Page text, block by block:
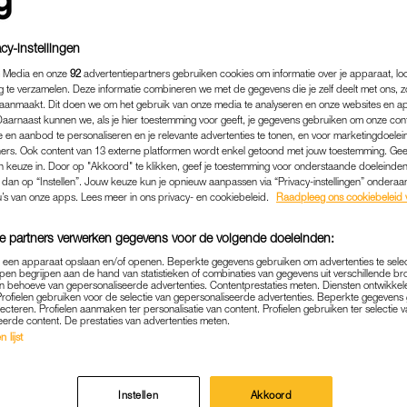
GEWELD MET EEN
IK, WÉÉR SORRY
MIJN GROTE MOND'
PERSOONLIJK|HUISELIJK GEWELD
wanneer ze het leest. Eén op de vijf jongeren
instellingen
Media en onze 92 advertentiepartners gebruiken cookies om informatie over je apparaat,
te verzamelen. Deze informatie combineren we met de gegevens die je zelf deelt met ons,
Dit doen we om het gebruik van onze media te analyseren en onze websites en
kunnen we, als je hier toestemming voor geeft, je gegevens gebruiken om onze
en aanbod te personaliseren en je relevante advertenties te tonen, en voor
Ook content van 13 externe platformen wordt enkel getoond met jouw toestemming.
keuze in. Door op "Akkoord" te klikken, geef je toestemming voor onderstaande
op “Instellen”. Jouw keuze kun je opnieuw aanpassen via “Privacy-instellingen”
van onze apps. Lees meer in ons privacy- en cookiebeleid.
Raadpleeg ons cookiebeleid
partners verwerken gegevens voor de volgende doeleinden:
een apparaat opslaan en/of openen. Beperkte gegevens gebruiken om advertenties te
begrijpen aan de hand van statistieken of combinaties van gegevens uit verschillende
behoeve van gepersonaliseerde advertenties. Contentprestaties meten. Diensten
gebruiken voor de selectie van gepersonaliseerde advertenties. Beperkte
Profielen aanmaken ter personalisatie van content. Profielen gebruiken ter selectie
content. De prestaties van advertenties meten.
lijst
Instellen Akkoord